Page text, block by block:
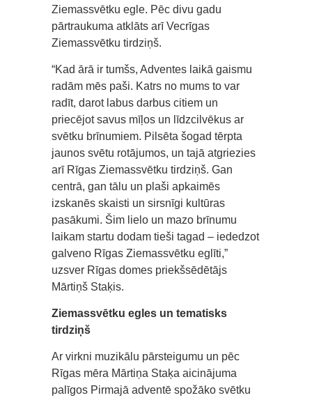
Ziemassvētku egle. Pēc divu gadu
pārtraukuma atklāts arī Vecrīgas
Ziemassvētku tirdziņš.
“Kad ārā ir tumšs, Adventes laikā gaismu
radām mēs paši. Katrs no mums to var
radīt, darot labus darbus citiem un
priecējot savus mīļos un līdzcilvēkus ar
svētku brīnumiem. Pilsēta šogad tērpta
jaunos svētu rotājumos, un tajā atgriezies
arī Rīgas Ziemassvētku tirdziņš. Gan
centrā, gan tālu un plaši apkaimēs
izskanēs skaisti un sirsnīgi kultūras
pasākumi. Šim lielo un mazo brīnumu
laikam startu dodam tieši tagad – iededzot
galveno Rīgas Ziemassvētku eglīti,”
uzsver Rīgas domes priekšsēdētājs
Mārtiņš Staķis.
Ziemassvētku egles un tematisks
tirdziņš
Ar virkni muzikālu pārsteigumu un pēc
Rīgas mēra Mārtiņa Staķa aicinājuma
palīgos Pirmajā adventē spožāko svētku